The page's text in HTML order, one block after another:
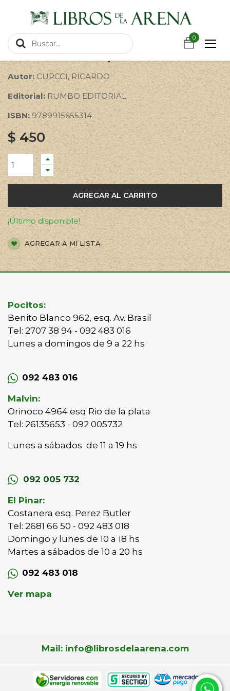
0
Productos A BORDO DEL RELOJ
A BORDO DEL RELOJ
Autor:CURCCI, RICARDO
Editorial: RUMBO EDITORIAL
ISBN: 9789915655314
$450
AGREGAR AL CARRITO
¡Último disponible!
AGREGAR A MI LISTA
Pocitos:
Benito Blanco 962, esq. Av. Brasil
Tel: 2707 38 94 - 092 483 016
Lunes a domingos de 9 a 22 hs
092 483 016
Malvin:
Orinoco 4964 esq Rio de la plata
Tel: 26135653 - 092 005732
Lunes a sábados de 11 a 19 hs
092 005 732
El Pinar:
Costanera esq. Perez Butler
Tel: 2681 66 50 - 092 483 018
Domingo y lunes de 10 a 18 hs
Martes a sábados de 10 a 20 hs
092 483 018
Ver mapa
Mail: info@librosdelaarena.com